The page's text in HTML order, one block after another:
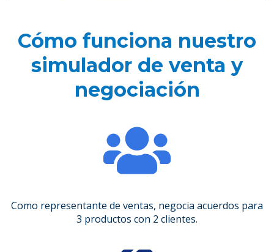
Cómo funciona nuestro
simulador de venta y
negociación
Como representante de ventas, negocia acuerdos para
3 productos con 2 clientes.